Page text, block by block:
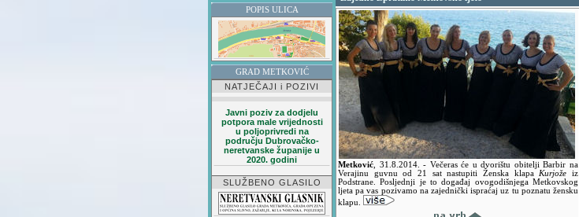
POPIS ULICA
GRAD METKOVIĆ
NATJEČAJI i POZIVI
Javni poziv za dodjelu
potpora male vrijednosti
u poljoprivredi na
području Dubrovačko-
neretvanske županije u
2020. godini
SLUŽBENO GLASILO
Metković 31.8.2014.- Večeras će u dvorištu obitelji Barbir na
Verajinu guvnu od 21 sat nastupiti Ženska klapa Kurjože iz
Podstrane. Posljednji je to događaj ovogodišnjega Metkovskog
ljeta pa vas pozivamo na zajednički ispraćaj uz tu poznatu žensku
klapu.